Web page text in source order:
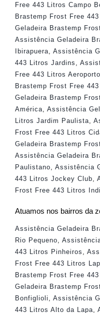
Free 443 Litros Campo
Brastemp Frost Free
Geladeira Brastemp
Assistência Geladeira
Ibirapuera
Assistência
443 Litros Jardins
Free 443 Litros Aeroporto
Brastemp Frost Free
Geladeira Brastemp
América
Assistência
Litros Jardim Paulista
Frost Free 443 Litros
Geladeira Brastemp
Assistência Geladeira
Paulistano
Assistência
443 Litros Jockey Club
Frost Free 443 Litros
Atuamos nos bairros da
Assistência Geladeira
Rio Pequeno,
443 Litros Pinheiros ,
Frost Free 443 Litros
Brastemp Frost Free
Geladeira Brastemp
Bonfiglioli , Assistência
443 Litros Alto da Lapa,